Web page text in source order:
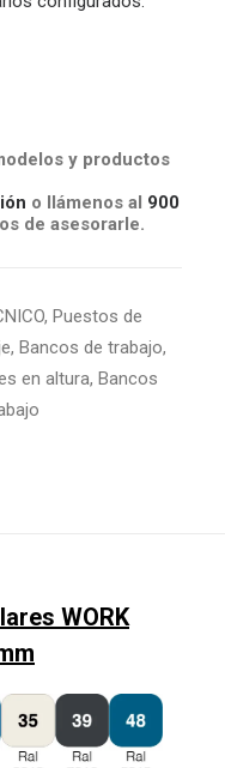
y productos
o llámenos al 900
de asesorarle.
, Puestos de
, Bancos de trabajo,
en altura, Bancos
WORK